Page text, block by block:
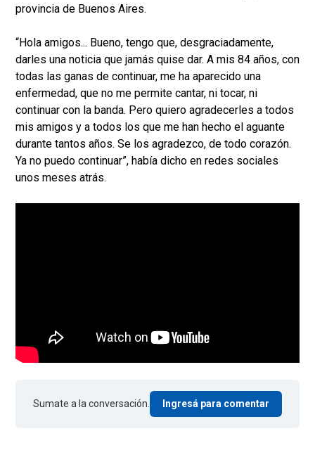
provincia de Buenos Aires.
“Hola amigos... Bueno, tengo que, desgraciadamente,
darles una noticia que jamás quise dar. A mis 84 años, con
todas las ganas de continuar, me ha aparecido una
enfermedad, que no me permite cantar, ni tocar, ni
continuar con la banda. Pero quiero agradecerles a todos
mis amigos y a todos los que me han hecho el aguante
durante tantos años. Se los agradezco, de todo corazón.
Ya no puedo continuar”, había dicho en redes sociales
unos meses atrás.
Sumate a la conversación. Ingresá para comentar